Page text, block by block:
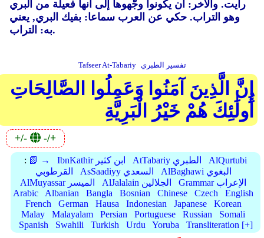
رأيت. والآخر: أن يكونوا وجَّهوها إلى أنها فعيلة من البري
وهو التراب. حكي عن العرب سماعا: بفيك البري, يعني
به: التراب.
Tafseer At-Tabariy تفسير الطبري
إِنَّ الَّذِينَ آمَنُوا وَعَمِلُوا الصَّالِحَاتِ
أُولَٰئِكَ هُمْ خَيْرُ الْبَرِيَّةِ
+/- -/+
: 📗 → IbnKathir ابن كثير AtTabariy الطبري
AlQurtubi
القرطوبي
AsSaadiyy السعدي
AlBaghawi البغوي
AlMuyassar الميسر
AlJalalain الجلالين
Grammar الإعراب
Arabic
Albanian Bangla Bosnian Chinese Czech
English
French
German Hausa Indonesian Japanese
Korean
Malay
Malayalam Persian Portuguese Russian
Somali
Spanish
Swahili Turkish Urdu Yoruba Transliteration [+]